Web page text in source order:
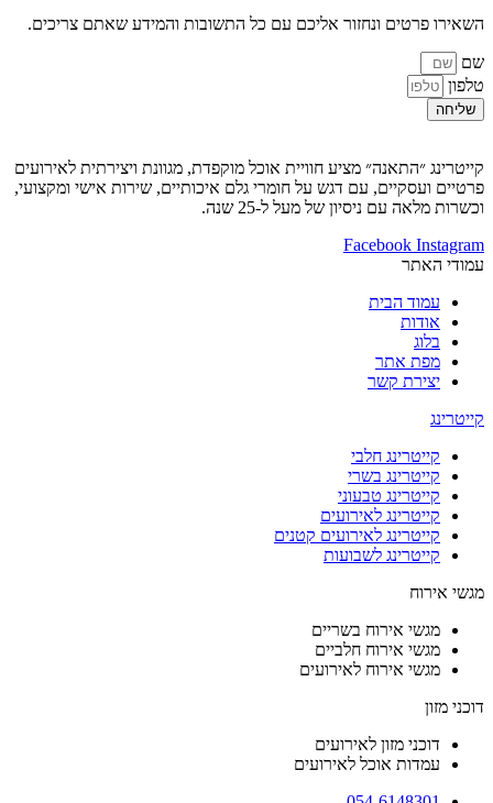
השאירו פרטים ונחזור אליכם עם כל התשובות והמידע שאתם צריכים.
שם
טלפון
שליחה
קייטרינג ״התאנה״ מציע חוויית אוכל מוקפדת, מגוונת ויצירתית לאירועים
פרטיים ועסקיים, עם דגש על חומרי גלם איכותיים, שירות אישי ומקצועי,
וכשרות מלאה עם ניסיון של מעל ל-25 שנה.
Facebook Instagram
עמודי האתר
עמוד הבית
אודות
בלוג
מפת אתר
יצירת קשר
קייטרינג
קייטרינג חלבי
קייטרינג בשרי
קייטרינג טבעוני
קייטרינג לאירועים
קייטרינג לאירועים קטנים
קייטרינג לשבועות
מגשי אירוח
מגשי אירוח בשריים
מגשי אירוח חלביים
מגשי אירוח לאירועים
דוכני מזון
דוכני מזון לאירועים
עמדות אוכל לאירועים